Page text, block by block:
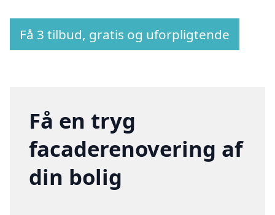
Få 3 tilbud, gratis og uforpligtende
Få en tryg
facaderenovering af
din bolig